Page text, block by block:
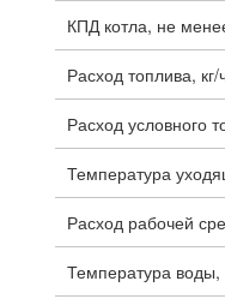
КПД котла, не
Расход топлива, кг/
Расход условного
Температура
Расход рабочей
Температура воды,